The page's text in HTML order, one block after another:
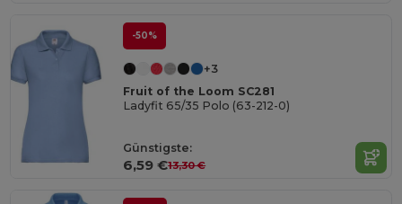
-50%
+3
Fruit of the Loom SC281
Ladyfit 65/35 Polo (63-212-0)
Günstigste:
6,59 €13,30 €